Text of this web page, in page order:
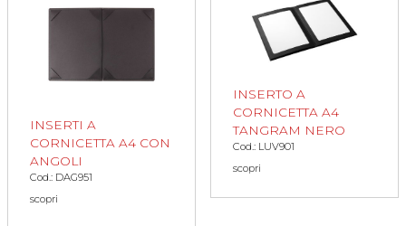
INSERTI A
CORNICETTA A4 CON
ANGOLI
Cod.: DAG951
scopri
INSERTO A
CORNICETTA A4
TANGRAM NERO
Cod.: LUV901
scopri